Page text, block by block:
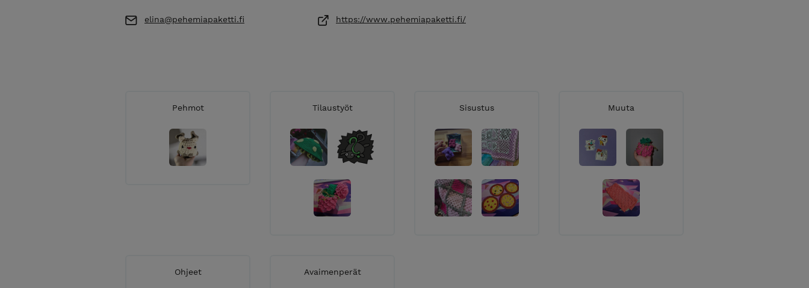
elina@pehemiapaketti.fi https://www.pehemiapaketti.fi/
Pehmot Tilaustyöt Sisustus Muuta
Ohjeet Avaimenperät